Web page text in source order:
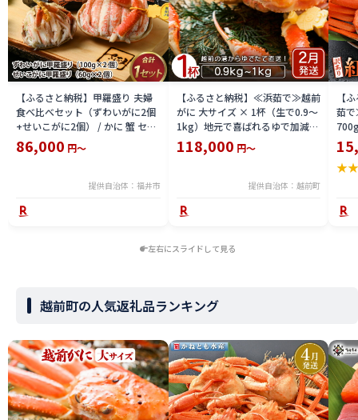
【ふるさと納税】甲羅盛り 夫婦
食べ比べセット（ずわいがに2個
+せいこがに2個） / かに 蟹 セイ
コ ずわい ズワイ 内子 外子 国産
冷凍 冬 冬の味覚 珍味 グルメ 国
86,000 円～
提供自治体：福井市
【ふるさと納税】≪浜茹で≫越前
がに 大サイズ × 1杯（生で0.9〜
1kg）地元で喜ばれるゆで加減・
塩加減で越前の港から直送！【雄
ズワイガニ ずわいがに 越前ガニ
送分】希望日指定可 備考欄に希
x004_02]
118,000 円～
提供自治体：越前町
【
茹
付
ボ
分
★
左右にスライドして見る
越前町の人気返礼品ランキング